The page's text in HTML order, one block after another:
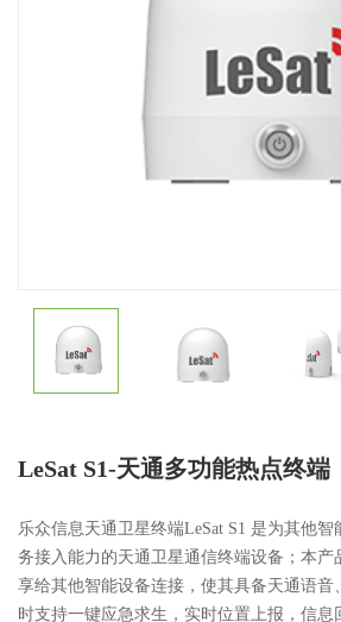
LeSat S1-天通多功能热点终端
乐众信息天通卫星终端LeSat S1 是为其他
务接入能力的天通卫星通信终端设备；本产
享给其他智能设备连接，使其具备天通语音
时支持一键应急求生，实时位置上报，信